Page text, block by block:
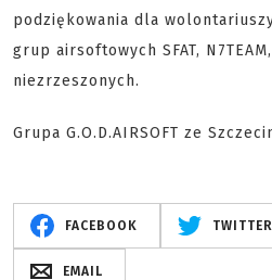
podziękowania dla
grup airsoftowych SFAT,
niezrzeszonych.
Grupa G.O.D.AIRSOFT ze
FACEBOOK TWITTER
EMAIL